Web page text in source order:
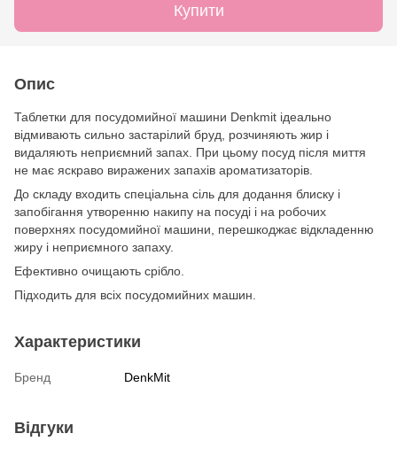
Купити
Опис
Таблетки для посудомийної машини Denkmit ідеально
відмивають сильно застарілий бруд, розчиняють жир і
видаляють неприємний запах. При цьому посуд після миття
не має яскраво виражених запахів ароматизаторів.
До складу входить спеціальна сіль для додання блиску і
запобігання утворенню накипу на посуді і на робочих
поверхнях посудомийної машини, перешкоджає відкладенню
жиру і неприємного запаху.
Ефективно очищають срібло.
Підходить для всіх посудомийних машин.
Характеристики
Бренд DenkMit
Відгуки